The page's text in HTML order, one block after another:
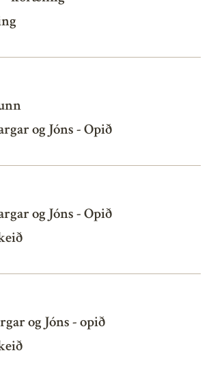
og Jóns - Opið
og Jóns - Opið
og Jóns - opið